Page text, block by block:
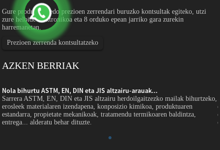
Gure produktuei edo prezioen zerrendari buruzko kontsultak egiteko, utzi
zure helbide elektronikoa eta 8 orduko epean jarriko gara zurekin
harremanetan.
Prezioen zerrenda kontsultatzeko
AZKEN BERRIAK
Nola bihurtu ASTM, EN, DIN eta JIS altzairu-arauak...
Sarrera ASTM, EN, DIN eta JIS altzairu herdoilgaitzezko mailak bihurtzeko,
erosleek materialaren izendapena, konposizio kimikoa, produktuaren
estandarra, propietate mekanikoak, tratamendu termikoaren baldintza,
entrega... alderatu behar dituzte.